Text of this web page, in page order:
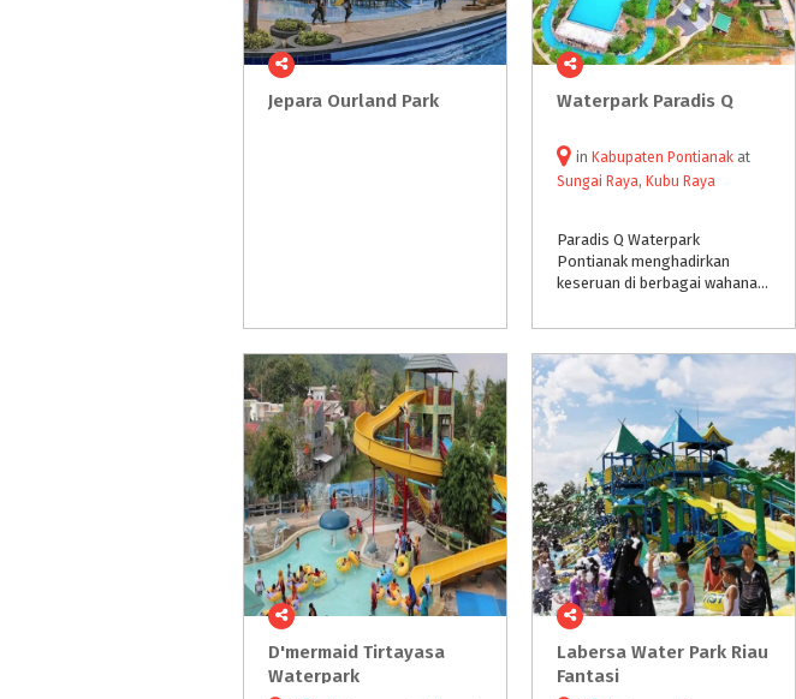
Jepara Ourland Park Waterpark Paradis Q
in Kabupaten Pontianak at
Sungai Raya, Kubu Raya
Paradis Q Waterpark
Pontianak menghadirkan
keseruan di berbagai wahana permainan air.
D'mermaid Tirtayasa
Waterpark
Labersa Water Park Riau
Fantasi